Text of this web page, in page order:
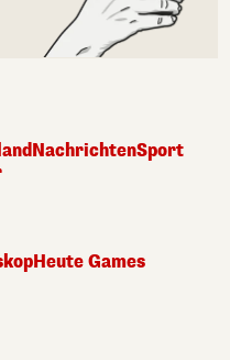
NachrichtenSport
Heute Games